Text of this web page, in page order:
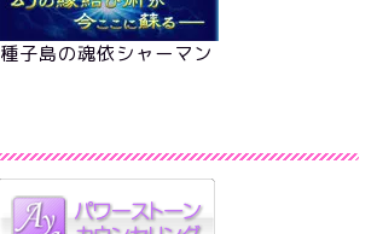
種子島の魂依シャーマン